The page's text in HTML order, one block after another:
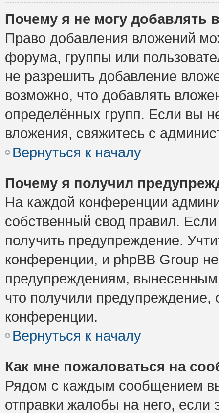
Почему я не могу добавлять
Право добавления вложений
форума, группы или
не разрешить добавление
возможно, что добавлять
определённых групп. Если вы
вложения, свяжитесь с
Вернуться к началу
Почему я получил
На каждой конференции
собственный свод правил.
получить предупреждение.
конференции, и phpBB Group
предупреждениям,
что получили предупреждение,
конференции.
Вернуться к началу
Как мне пожаловаться на
Рядом с каждым сообщением
отправки жалобы на него,